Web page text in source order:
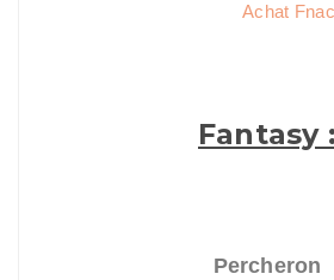
Achat Fnac
Fantasy :
Percheron